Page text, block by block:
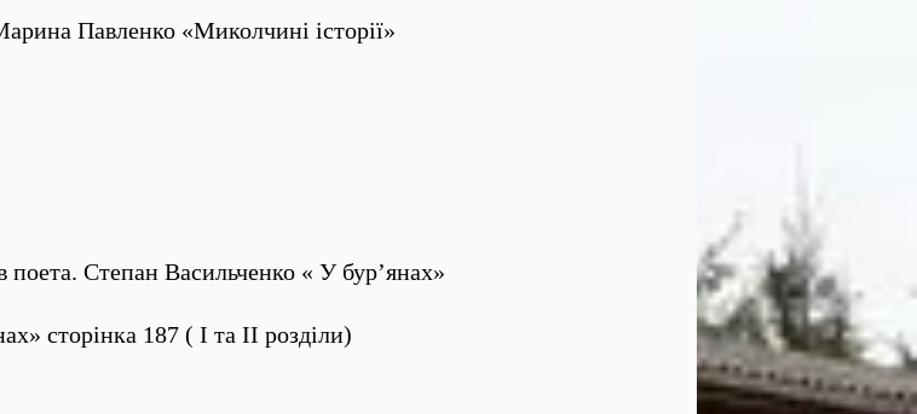
Павленко «Миколчині історії»
Степан Васильченко « У бур’янах»
сторінка 187 ( І та ІІ розділи)